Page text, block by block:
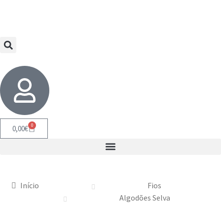
0,00€ 0
Início
Fios
Algodões Selva